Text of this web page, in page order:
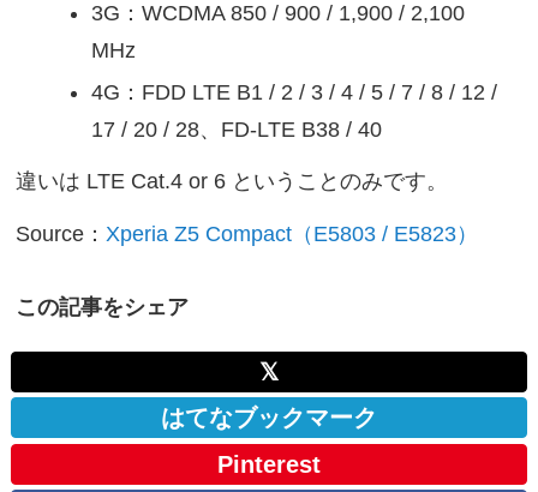
3G：WCDMA 850 / 900 / 1,900 / 2,100
MHz
4G：FDD LTE B1 / 2 / 3 / 4 / 5 / 7 / 8 / 12 /
17 / 20 / 28、FD-LTE B38 / 40
違いは LTE Cat.4 or 6 ということのみです。
Source： Xperia Z5 Compact（E5803 / E5823）
この記事をシェア
𝕏
はてなブックマーク
Pinterest